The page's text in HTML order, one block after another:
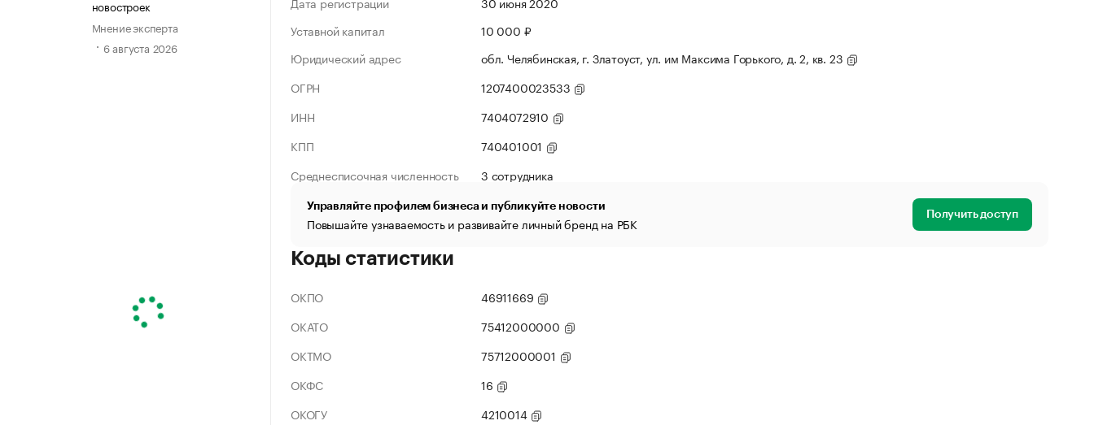
новостроек
Мнение эксперта
6 августа 2026
Уставной капитал
10 000 ₽
Юридический адрес
обл. Челябинская, г. Златоуст, ул. им Максима Горького, д. 2, кв. 23
ОГРН
1207400023533
ИНН
7404072910
КПП
740401001
Среднесписочная численность
3 сотрудника
Управляйте профилем бизнеса и публикуйте новости
Повышайте узнаваемость и развивайте личный бренд на РБК Получить доступ
Коды статистики
ОКПО
46911669
ОКАТО
75412000000
ОКТМО
75712000001
ОКФС
16
ОКОГУ
4210014